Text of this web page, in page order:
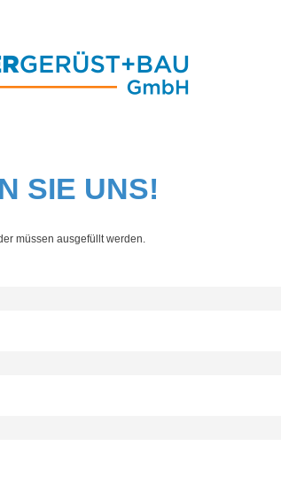
SIE UNS!
müssen ausgefüllt werden.